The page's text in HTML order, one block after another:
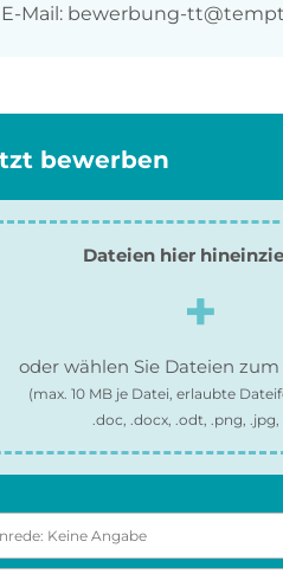
E-Mail: bewerbung-
bewerben
Dateien hier
oder wählen Sie Dateien
(max.10 MB je Datei, erlaubte
.doc, .docx, .odt, .png, .jpg,